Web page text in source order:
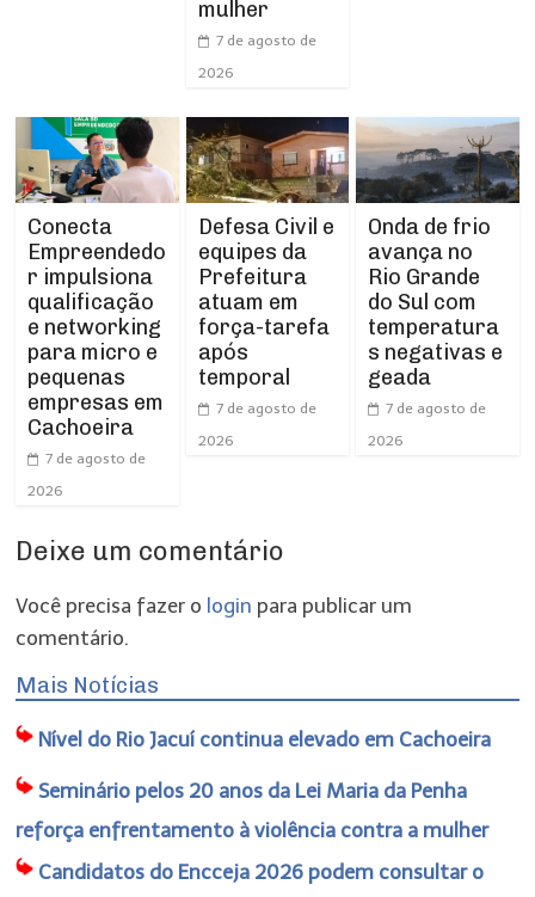
mulher
7 de agosto de
2026
Conecta
Empreendedo
r impulsiona
qualificação
e networking
para micro e
pequenas
empresas em
Cachoeira
7 de agosto de
2026
Defesa Civil e
equipes da
Prefeitura
atuam em
força-tarefa
após
temporal
7 de agosto de
2026
Onda de frio
avança no
Rio Grande
do Sul com
temperatura
s negativas e
geada
7 de agosto de
2026
Deixe um comentário
Você precisa fazer o login para publicar um
comentário.
Mais Notícias
Nível do Rio Jacuí continua elevado em Cachoeira
Seminário pelos 20 anos da Lei Maria da Penha
reforça enfrentamento à violência contra a mulher
Candidatos do Encceja 2026 podem consultar o